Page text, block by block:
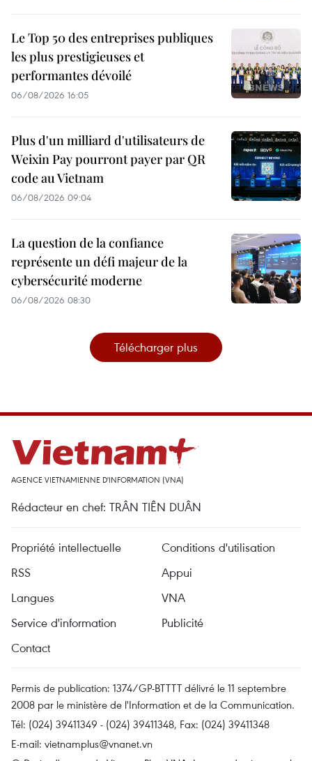
Le Top 50 des entreprises publiques
les plus prestigieuses et
performantes dévoilé
06/08/2026 16:05
Plus d'un milliard d'utilisateurs de
Weixin Pay pourront payer par QR
code au Vietnam
06/08/2026 09:04
La question de la confiance
représente un défi majeur de la
cybersécurité moderne
06/08/2026 08:30
Télécharger plus
AGENCE VIETNAMIENNE D'INFORMATION (VNA)
Rédacteur en chef: TRÂN TIÊN DUÂN
Propriété intellectuelle
Conditions d'utilisation
RSS
Appui
Langues
VNA
Service d'information
Publicité
Contact
Permis de publication: 1374/GP-BTTTT délivré le 11 septembre
2008 par le ministère de l'Information et de la Communication.
Tél: (024) 39411349 - (024) 39411348, Fax: (024) 39411348
E-mail: vietnamplus@vnanet.vn